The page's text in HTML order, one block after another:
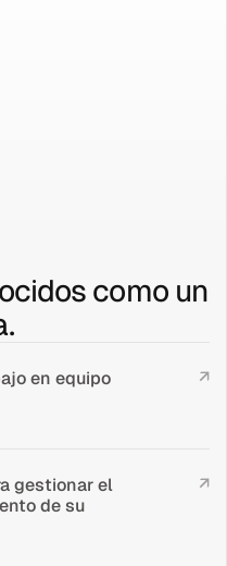
como un
en equipo
↗
gestionar el
de su
↗